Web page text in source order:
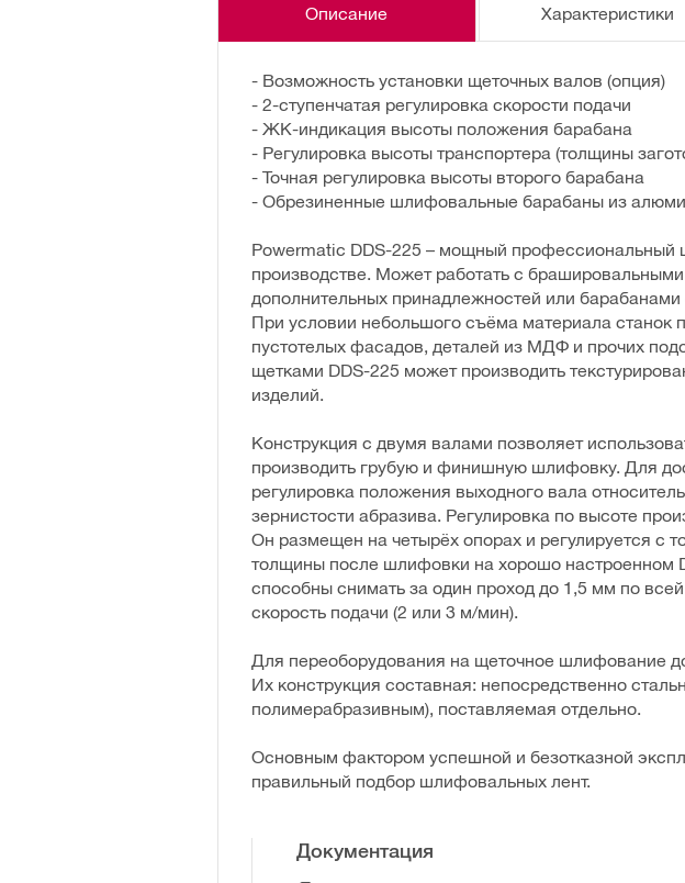
Описание Характеристики
- Возможность установки щеточных валов (опция)
- 2-ступенчатая регулировка скорости подачи
- ЖК-индикация высоты положения барабана
- Регулировка высоты транспортера (толщины
- Точная регулировка высоты второго барабана
- Обрезиненные шлифовальные барабаны из
Powermatic DDS-225 – мощный профессиональный
производстве. Может работать с
дополнительных принадлежностей или
При условии небольшого съёма материала станок
пустотелых фасадов, деталей из МДФ и прочих
щетками DDS-225 может производить
изделий.
Конструкция с двумя валами позволяет
производить грубую и финишную шлифовку. Для
регулировка положения выходного вала
зернистости абразива. Регулировка по высоте
Он размещен на четырёх опорах и регулируется с
толщины после шлифовки на хорошо настроенном
способны снимать за один проход до 1,5 мм по
скорость подачи (2 или 3 м/мин).
Для переоборудования на щеточное шлифование
Их конструкция составная: непосредственно
полимерабразивным), поставляемая отдельно.
Основным фактором успешной и безотказной
правильный подбор шлифовальных лент.
Документация